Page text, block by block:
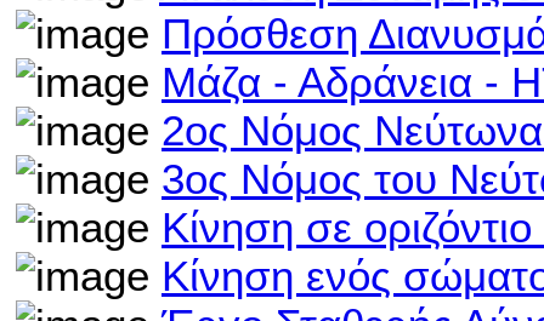
Πρόσθεση
Μάζα - Αδράνεια -
2ος Νόμος
3ος Νόμος του
Κίνηση σε
Κίνηση ενός